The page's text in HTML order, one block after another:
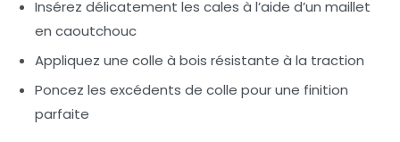
Insérez délicatement les cales à l’aide d’un maillet
en caoutchouc
Appliquez une colle à bois résistante à la traction
Poncez les excédents de colle pour une finition
parfaite